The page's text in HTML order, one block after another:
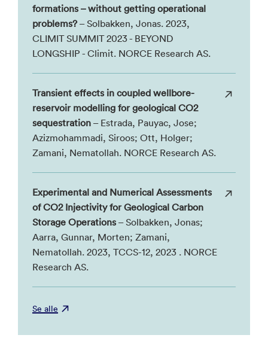
formations – without getting operational
problems?– Solbakken, Jonas. 2023,
CLIMIT SUMMIT 2023 - BEYOND
LONGSHIP - Climit. NORCE Research AS.
Transient effects in coupled wellbore-
reservoir modelling for geological CO2
sequestration – Estrada, Pauyac, Jose;
Azizmohammadi, Siroos; Ott, Holger;
Zamani, Nematollah. NORCE Research AS.
Experimental and Numerical Assessments
of CO2 Injectivity for Geological Carbon
Storage Operations – Solbakken, Jonas;
Aarra, Gunnar, Morten; Zamani,
Nematollah. 2023, TCCS-12, 2023 . NORCE
Research AS.
Se alle